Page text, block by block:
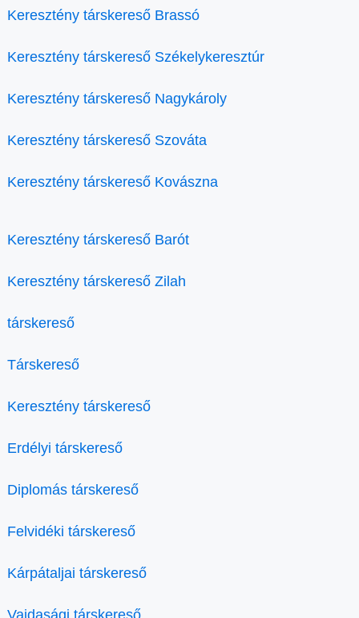
Keresztény társkereső Brassó
Keresztény társkereső Székelykeresztúr
Keresztény társkereső Nagykároly
Keresztény társkereső Szováta
Keresztény társkereső Kovászna
Keresztény társkereső Barót
Keresztény társkereső Zilah
társkereső
Társkereső
Keresztény társkereső
Erdélyi társkereső
Diplomás társkereső
Felvidéki társkereső
Kárpátaljai társkereső